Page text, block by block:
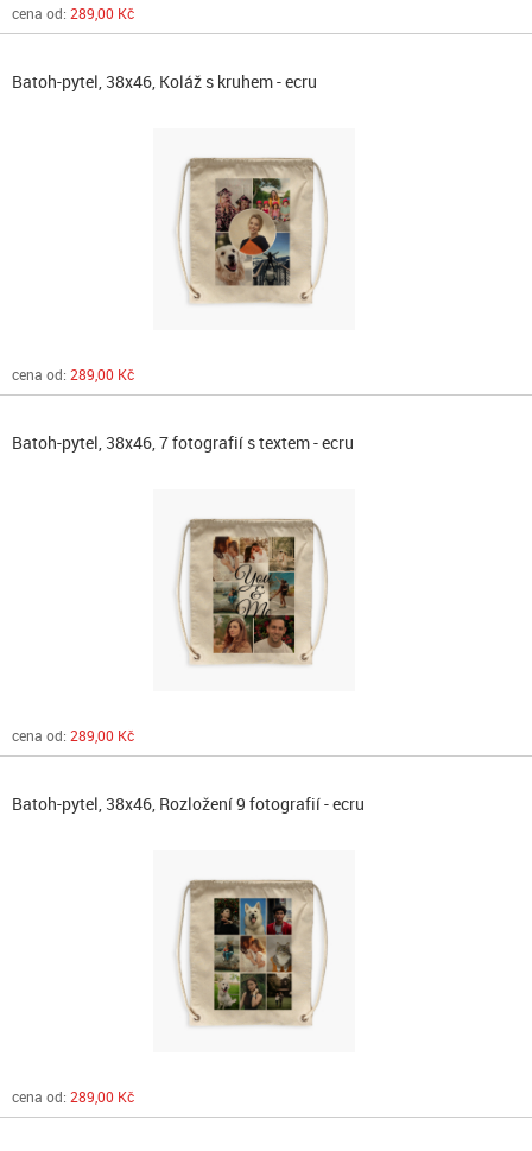
cena od: 289,00 Kč
Batoh-pytel, 38x46, Koláž s kruhem - ecru
cena od: 289,00 Kč
Batoh-pytel, 38x46, 7 fotografií s textem - ecru
cena od: 289,00 Kč
Batoh-pytel, 38x46, Rozložení 9 fotografií - ecru
cena od: 289,00 Kč